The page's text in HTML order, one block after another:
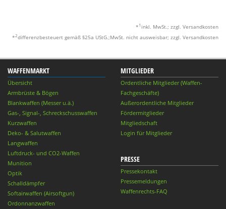
* 1 inkl. MwSt.; zzgl. Versandkosten
*2differenzbesteuert gemäß §25a UStG.;MwSt. nicht ausweisbar; zzgl. Versandkosten
WAFFENMARKT
Übersicht
Armbrüste & Bögen
Blankwaffen (Messer u.ä.)
Gas-, Signal-, Schreckschusswaffen
Kurzwaffen
Deko- & Salutwaffen
Langwaffen
Luftdruck- und CO2-Waffen
Munition
Optik
Schalldämpfer
Softairwaffen (Airsoftgun)
Ordonnanzwaffen
MITGLIEDER
Ordentliche Mitglieder (Waffen-
Fachgeschäfte)
Außerordentliche Mitglieder
Fördermitglieder
Mitgliedschaft
Login für Mitglieder
PRESSE
Pressekontakt
Pressemeldungen
Waffenrechts-FAQ